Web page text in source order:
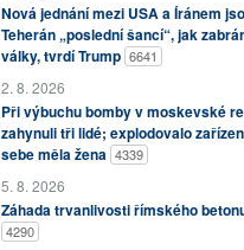
Nová jednání mezi USA a Íránem
Teherán „poslední šancí“, jak
války, tvrdí Trump 6641
2. 8. 2026
Při výbuchu bomby v moskevské
zahynuli tři lidé; explodovalo
sebe měla žena 4339
5. 8. 2026
Záhada trvanlivosti římského
4290